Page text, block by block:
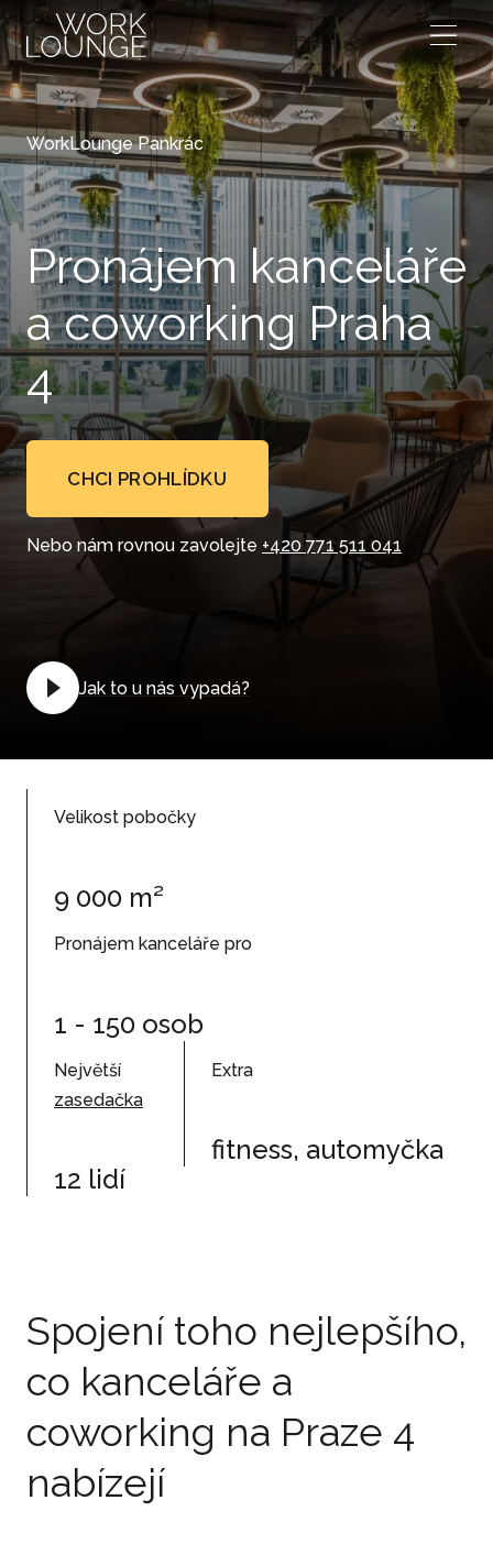
Menu
WorkLounge Pankrác
Pronájem kanceláře
a coworking Praha
4
CHCI PROHLÍDKU
Nebo nám rovnou zavolejte +420 771 511 041
Jak to u nás vypadá?
Velikost pobočky
9 000 m²
Pronájem kanceláře pro
1 - 150 osob
Největší
zasedačka
12 lidí
Extra
fitness, automyčka
Spojení toho nejlepšího,
co kanceláře a
coworking na Praze 4
nabízejí